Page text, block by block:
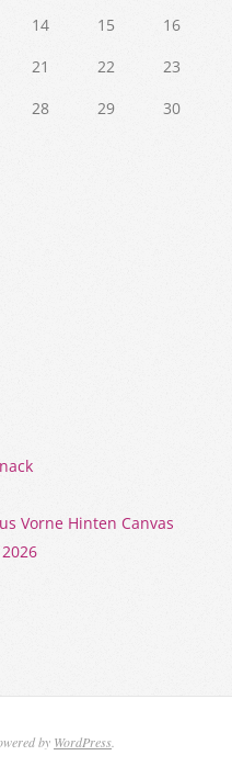
14 15
16
21 22
23
28 29
30
Vorne Hinten Canvas
by WordPress